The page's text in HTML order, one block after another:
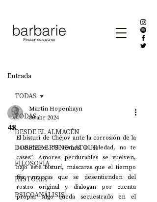
Entrada
TODAS
DESDE EL ALMACÉN
DOSSIER BRUNO LATOUR
FILOSOFÍA
HISTORIA
PSICOANÁLISIS
TODAS
48
Martin Hopenhayn
30 abr 2024
El bisturí de Chéjov ante la corrosión de la
costumbre: “Si temes la soledad, no te
cases”. Amores perdurables se vuelven,
bajo este bisturí, máscaras que el tiempo
fija, muecas que se desentienden del
rostro original y dialogan por cuenta
propia. Algo queda secuestrado en el